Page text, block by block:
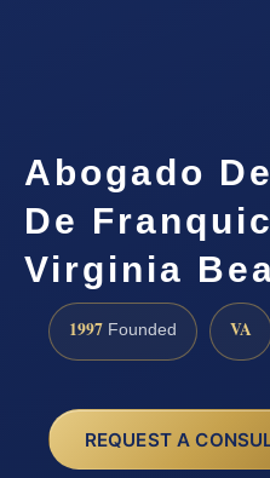
Abogado
De
Virginia
1997 Founded VA
REQUEST A